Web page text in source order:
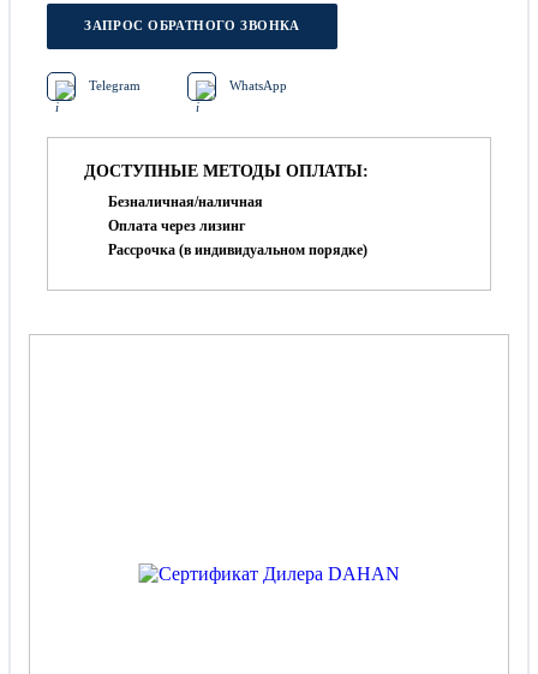
ЗАПРОС ОБРАТНОГО ЗВОНКА
Telegram WhatsApp
ДОСТУПНЫЕ МЕТОДЫ ОПЛАТЫ:
Безналичная/наличная
Оплата через лизинг
Рассрочка (в индивидуальном порядке)